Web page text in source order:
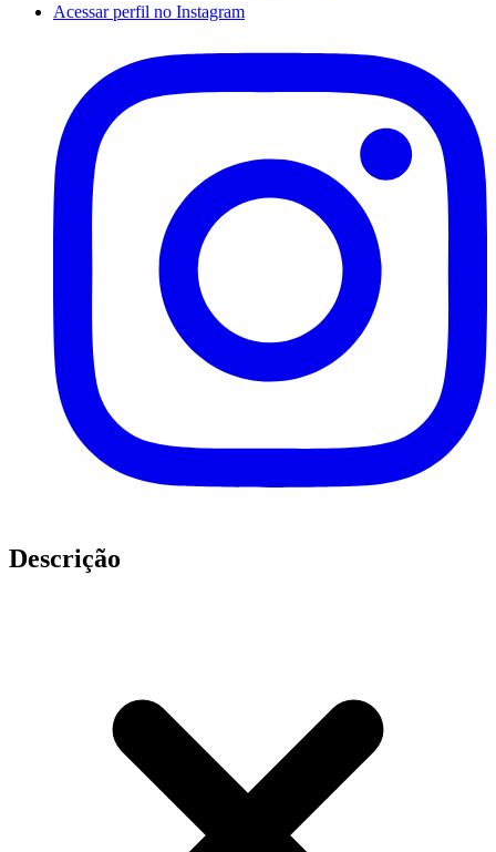
Acessar perfil no Instagram
Descrição